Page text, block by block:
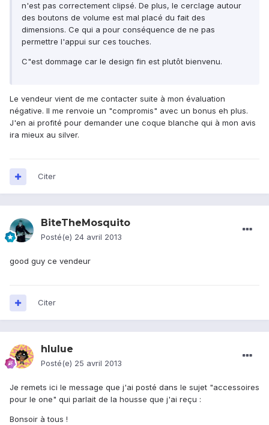
n'est pas correctement clipsé. De plus, le cerclage autour
des boutons de volume est mal placé du fait des
dimensions. Ce qui a pour conséquence de ne pas
permettre l'appui sur ces touches.
C"est dommage car le design fin est plutôt bienvenu.
Le vendeur vient de me contacter suite à mon évaluation
négative. Il me renvoie un "compromis" avec un bonus eh plus.
J'en ai profité pour demander une coque blanche qui à mon avis
ira mieux au silver.
Citer
BiteTheMosquito
Posté(e) 24 avril 2013
good guy ce vendeur
Citer
hlulue
Posté(e) 25 avril 2013
Je remets ici le message que j'ai posté dans le sujet "accessoires
pour le one" qui parlait de la housse que j'ai reçu :
Bonsoir à tous !